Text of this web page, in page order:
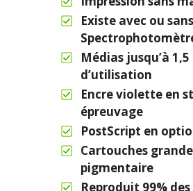
Existe avec ou sans
Médias jusqu’à
d’utilisation
Encre violette en
épreuvage
PostScript en
Cartouches
pigmentaire
Reproduit 99%